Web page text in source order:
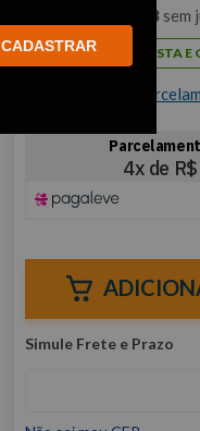
98sem
PAGUE À VISTA E
Ver opções de
CADASTRAR